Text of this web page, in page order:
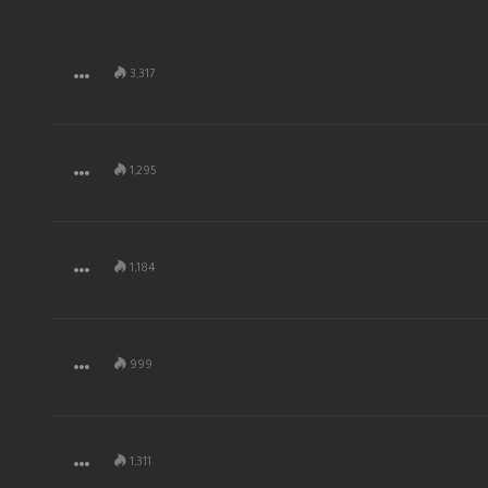
3,317
1,295
1,184
999
1,311